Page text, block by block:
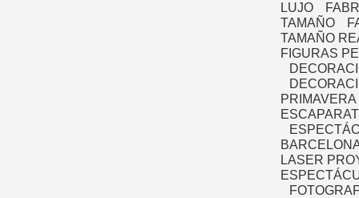
LUJO
TAMAÑO
TAMAÑO
FIGURAS
PRIMAVERA
LASER